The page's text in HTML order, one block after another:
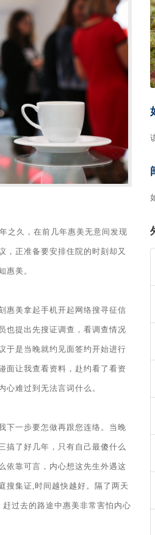
之久，在前几年惠美无意间发现
，正准备要安排住院的时刻却又
惠美。
惠美拿起手机开起网络搜寻征信
也提出先搜证调查，看调查情况
于是当晚就约见面签约开始进行
面让我查看资料，赴约看了看资
难过到无法言词什么。
下一步要怎做再跟您连络。当晚
搞了好几年，只有自己最傻什么
依靠可言，内心想这先生外遇这
搜集证,时间越快越好。隔了两天
过去的路途中惠美非常害怕内心